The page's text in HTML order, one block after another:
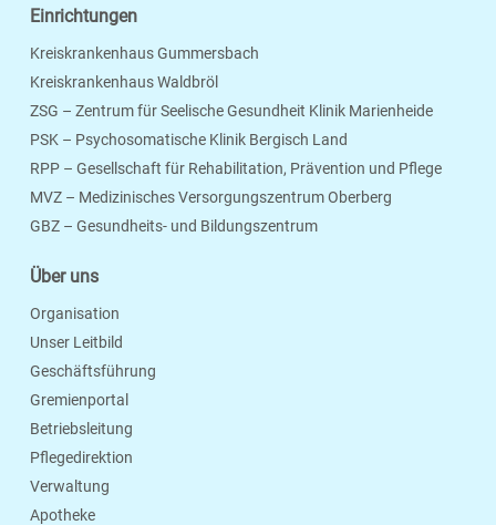
Einrichtungen
Kreiskrankenhaus Gummersbach
Kreiskrankenhaus Waldbröl
ZSG – Zentrum für Seelische Gesundheit Klinik Marienheide
PSK – Psychosomatische Klinik Bergisch Land
RPP – Gesellschaft für Rehabilitation, Prävention und Pflege
MVZ – Medizinisches Versorgungszentrum Oberberg
GBZ – Gesundheits- und Bildungszentrum
Über uns
Organisation
Unser Leitbild
Geschäftsführung
Gremienportal
Betriebsleitung
Pflegedirektion
Verwaltung
Apotheke